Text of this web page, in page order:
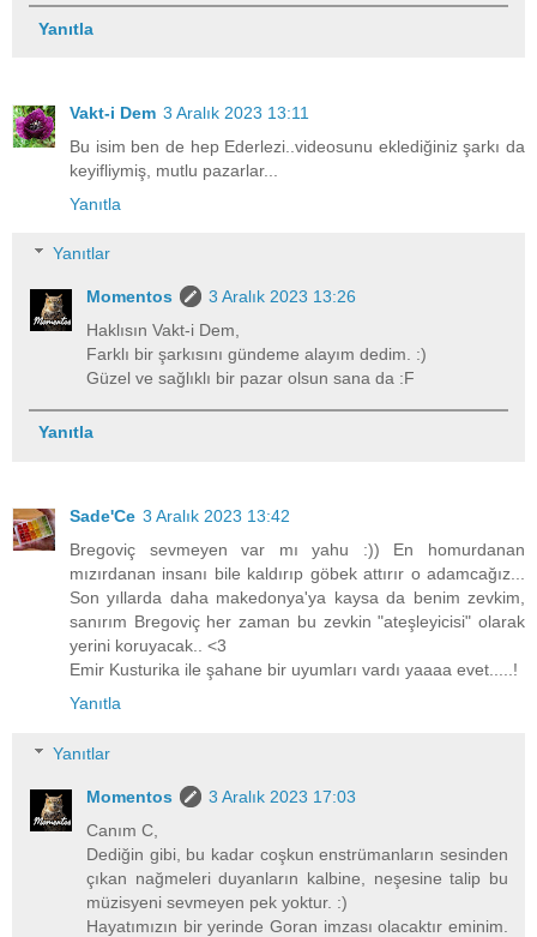
Yanıtla
Vakt-i Dem 3 Aralık 2023 13:11
Bu isim ben de hep Ederlezi..videosunu eklediğiniz şarkı da
keyifliymiş, mutlu pazarlar...
Yanıtla
Yanıtlar
Momentos
3 Aralık 2023 13:26
Haklısın Vakt-i Dem,
Farklı bir şarkısını gündeme alayım dedim. :)
Güzel ve sağlıklı bir pazar olsun sana da :F
Yanıtla
Sade'Ce 3 Aralık 2023 13:42
Bregoviç sevmeyen var mı yahu :)) En homurdanan
mızırdanan insanı bile kaldırıp göbek attırır o adamcağız...
Son yıllarda daha makedonya'ya kaysa da benim zevkim,
sanırım Bregoviç her zaman bu zevkin "ateşleyicisi" olarak
yerini koruyacak.. <3
Emir Kusturika ile şahane bir uyumları vardı yaaaa evet.....!
Yanıtla
Yanıtlar
Momentos
3 Aralık 2023 17:03
Canım C,
Dediğin gibi, bu kadar coşkun enstrümanların sesinden
çıkan nağmeleri duyanların kalbine, neşesine talip bu
müzisyeni sevmeyen pek yoktur. :)
Hayatımızın bir yerinde Goran imzası olacaktır eminim.